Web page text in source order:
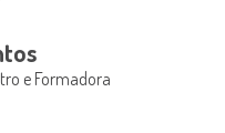
e Formadora